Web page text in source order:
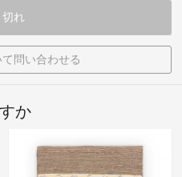
れ
問い合わせる
か